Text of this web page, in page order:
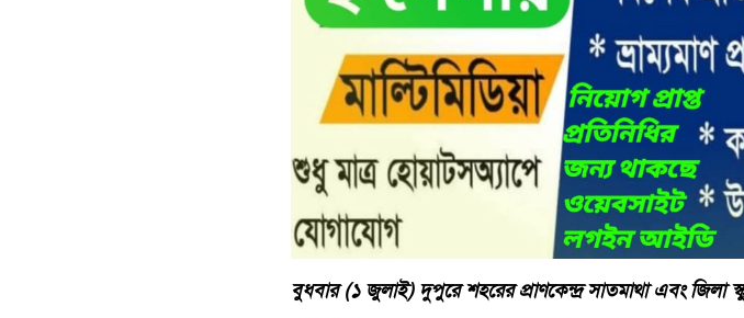
বুধবার (১ জুলাই) দুপুরে শহরের প্রাণকেন্দ্র সাতমাথা এবং